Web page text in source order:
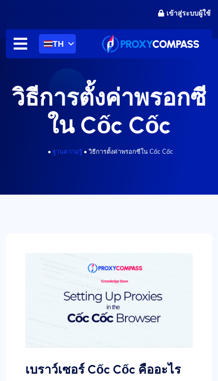
เนื้อหา
เข้าสู่ระบบผู้ใช้
TH
วิธีการตั้งค่าพรอกซี
ใน Cốc Cốc
• ฐานความรู้ • วิธีการตั้งค่าพรอกซีใน Cốc Cốc
เบราว์เซอร์ Cốc Cốc คืออะไร